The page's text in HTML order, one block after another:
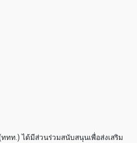
ทท.) ได้มีส่วนร่วมสนับสนุนเพื่อส่งเสริม